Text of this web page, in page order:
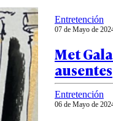
Entretención
07 de Mayo de
Met
ausentes
Entretención
06 de Mayo de